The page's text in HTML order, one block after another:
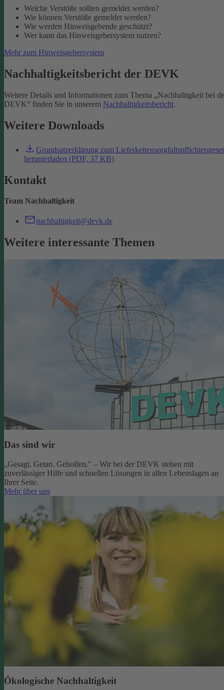
Welche Verstöße sollten gemeldet werden?
Wie können Verstöße gemeldet werden?
Wie werden Hinweisgebende geschützt?
Wer kann das Hinweisgebersystem nutzen?
Mehr zum Hinweisgebersystem
Nachhaltigkeitsbericht der DEVK
Weitere Details und Informationen zum Thema „Nachhaltigkeit bei
DEVK“ finden Sie in unserem Nachhaltigkeitsbericht.
Weitere Downloads
Grundsatzerklärung zum
herunterladen (PDF, 37 KB)
Kontakt
Team Nachhaltigkeit
nachhaltigkeit@devk.de
Weitere interessante Themen
Das sind wir
„Gesagt. Getan. Geholfen." – Wir bei der DEVK stehen mit
zuverlässiger Hilfe und schnellen Lösungen in allen Lebenslagen an
Ihrer Seite.
Mehr über uns
Ökologische Nachhaltigkeit